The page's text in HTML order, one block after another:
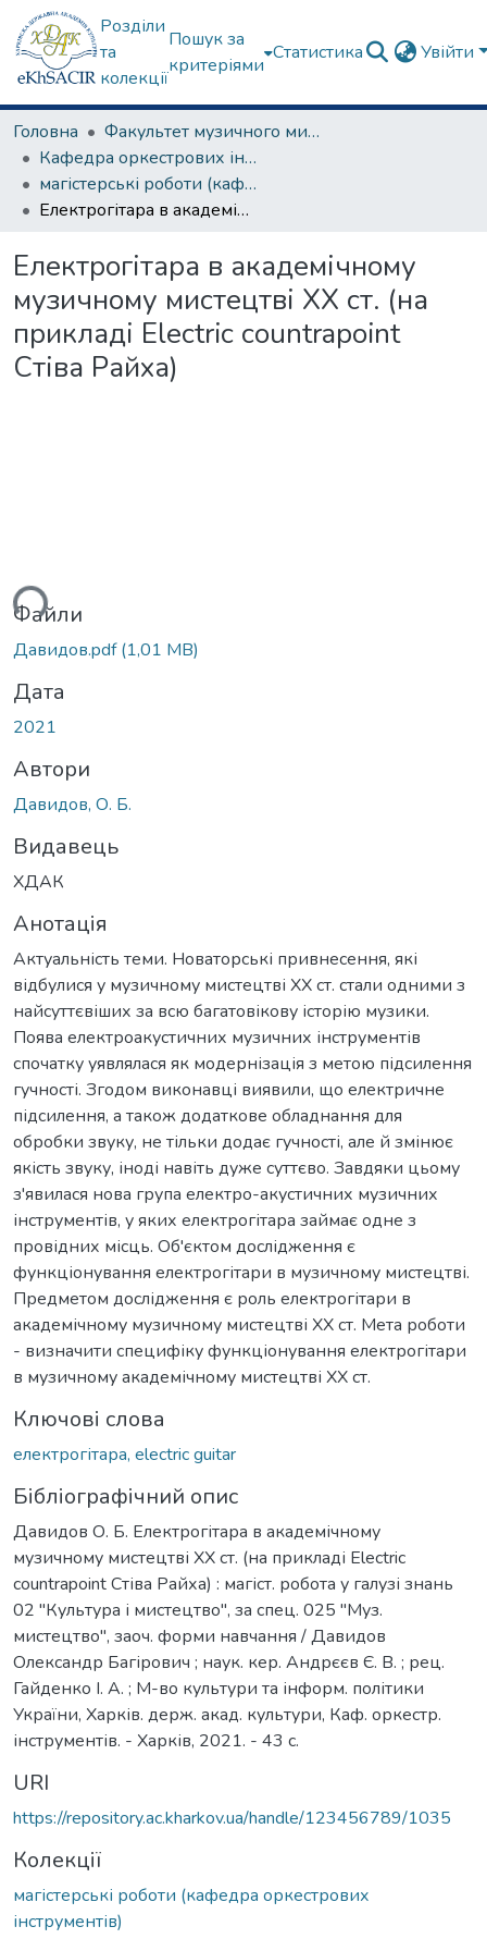
Розділи
та
колекції
Пошук за
критеріями
Статистика Увійти
Головна
Факультет музичного мистецтва
Кафедра оркестрових інструментів
магістерські роботи (кафедра оркестрових інструментів)
Електрогітара в академічному музичному мистецтві ХХ ст. (на прикладі Electric countrapoint Стіва Райха)
Електрогітара в академічному
музичному мистецтві ХХ ст. (на
прикладі Electric countrapoint
Стіва Райха)
Файли
Давидов.pdf(1,01 MB)
Дата
2021
Автори
Давидов, О. Б.
Видавець
ХДАК
Анотація
Актуальність теми. Новаторські привнесення, які
відбулися у музичному мистецтві ХХ ст. стали одними з
найсуттєвіших за всю багатовікову історію музики.
Поява електроакустичних музичних інструментів
спочатку уявлялася як модернізація з метою підсилення
гучності. Згодом виконавці виявили, що електричне
підсилення, а також додаткове обладнання для
обробки звуку, не тільки додає гучності, але й змінює
якість звуку, іноді навіть дуже суттєво. Завдяки цьому
з'явилася нова група електро-акустичних музичних
інструментів, у яких електрогітара займає одне з
провідних місць. Об'єктом дослідження є
функціонування електрогітари в музичному мистецтві.
Предметом дослідження є роль електрогітари в
академічному музичному мистецтві ХХ ст. Мета роботи
- визначити специфіку функціонування електрогітари
в музичному академічному мистецтві ХХ ст.
Ключові слова
електрогітара, electric guitar
Бібліографічний опис
Давидов О. Б. Електрогітара в академічному
музичному мистецтві ХХ ст. (на прикладі Electric
countrapoint Стіва Райха) : магіст. робота у галузі знань
02 "Культура і мистецтво", за спец. 025 "Муз.
мистецтво", заоч. форми навчання / Давидов
Олександр Багірович ; наук. кер. Андрєєв Є. В. ; рец.
Гайденко І. А. ; М-во культури та інформ. політики
України, Харків. держ. акад. культури, Каф. оркестр.
інструментів. - Харків, 2021. - 43 с.
URI
https://repository.ac.kharkov.ua/handle/123456789/1035
Колекції
магістерські роботи (кафедра оркестрових
інструментів)